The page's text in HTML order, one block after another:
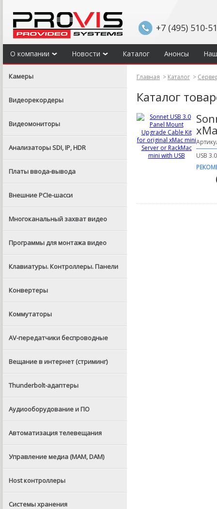
+7 (495) 510-
О компании Новости Каталог Анонсы
Камеры
Видеорекордеры
Видеомониторы
Анализаторы SDI, IP, HDR
Платы ввода-вывода
Внешние PCIe-шасси
Многоканальный захват видео
Программы для монтажа видео
Клавиатуры. Контроллеры. Панели
Конвертеры
Коммутаторы
AV-передатчики беспроводные
Вещание в интернет (стриминг)
Thunderbolt-адаптеры
Аудиооборудование и ПО
Автоматизация телевещания
Управление медиа (MAM, DAM)
Host контроллеры
Системы хранения
Главная > Каталог >
Каталог
USB